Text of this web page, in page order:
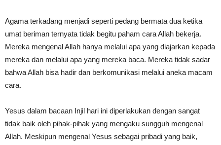
Agama terkadang menjadi seperti pedang bermata dua ketika
umat beriman ternyata tidak begitu paham cara Allah bekerja.
Mereka mengenal Allah hanya melalui apa yang diajarkan kepada
mereka dan melalui apa yang mereka baca. Mereka tidak sadar
bahwa Allah bisa hadir dan berkomunikasi melalui aneka macam
cara.
Yesus dalam bacaan Injil hari ini diperlakukan dengan sangat
tidak baik oleh pihak-pihak yang mengaku sungguh mengenal
Allah. Meskipun mengenal Yesus sebagai pribadi yang baik,